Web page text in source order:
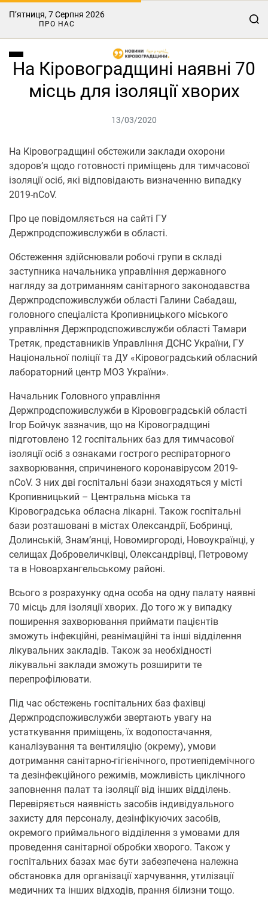
П’ятниця, 7 Серпня 2026
ПРО НАС
На Кіровоградщині наявні 70
місць для ізоляції хворих
13/03/2020
На Кіровоградщині обстежили заклади охорони
здоров’я щодо готовності приміщень для тимчасової
ізоляції осіб, які відповідають визначенню випадку
2019-nCoV.
Про це повідомляється на сайті ГУ
Держпродспоживслужби в області.
Обстеження здійснювали робочі групи в складі
заступника начальника управління державного
нагляду за дотриманням санітарного законодавства
Держпродспоживслужби області Галини Сабадаш,
головного спеціаліста Кропивницького міського
управління Держпродспоживслужби області Тамари
Третяк, представників Управління ДСНС України, ГУ
Національної поліції та ДУ «Кіровоградський обласний
лабораторний центр МОЗ України».
Начальник Головного управління
Держпродспоживслужби в Кірововградській області
Ігор Бойчук зазначив, що на Кіровоградщині
підготовлено 12 госпітальних баз для тимчасової
ізоляції осіб з ознаками гострого респіраторного
захворювання, спричиненого коронавірусом 2019-
nCoV. З них дві госпітальні бази знаходяться у місті
Кропивницький – Центральна міська та
Кіровоградська обласна лікарні. Також госпітальні
бази розташовані в містах Олександрії, Бобринці,
Долинській, Знам’янці, Новомиргороді, Новоукраїнці, у
селищах Добровеличківці, Олександрівці, Петровому
та в Новоархангельському районі.
Всього з розрахунку одна особа на одну палату наявні
70 місць для ізоляції хворих. До того ж у випадку
поширення захворювання приймати пацієнтів
зможуть інфекційні, реанімаційні та інші відділення
лікувальних закладів. Також за необхідності
лікувальні заклади зможуть розширити те
перепрофілювати.
Під час обстежень госпітальних баз фахівці
Держпродспоживслужби звертають увагу на
устаткування приміщень, їх водопостачання,
каналізування та вентиляцію (окрему), умови
дотримання санітарно-гігієнічного, протиепідемічного
та дезінфекційного режимів, можливість циклічного
заповнення палат та ізоляції від інших відділень.
Перевіряється наявність засобів індивідуального
захисту для персоналу, дезінфікуючих засобів,
окремого приймального відділення з умовами для
проведення санітарної обробки хворого. Також у
госпітальних базах має бути забезпечена належна
обстановка для організації харчування, утилізації
медичних та інших відходів, прання білизни тощо.